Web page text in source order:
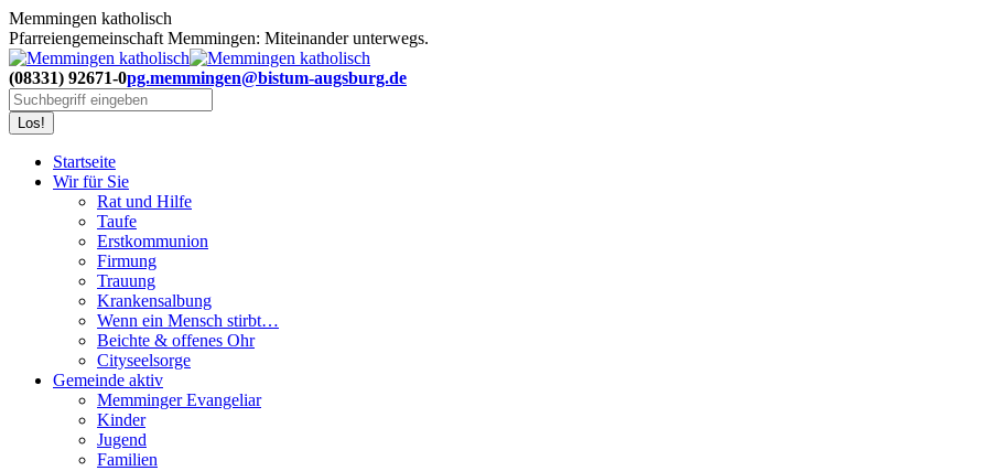
Zum
Inhalt
springen
Memmingen katholisch
Pfarreiengemeinschaft Memmingen: Miteinander unterwegs.
(08331) 92671-0pg.memmingen@bistum-augsburg.de
Search:
Startseite
Wir für Sie
Rat und Hilfe
Taufe
Erstkommunion
Firmung
Trauung
Krankensalbung
Wenn ein Mensch stirbt…
Beichte & offenes Ohr
Cityseelsorge
Gemeinde aktiv
Memminger Evangeliar
Kinder
Jugend
Familien